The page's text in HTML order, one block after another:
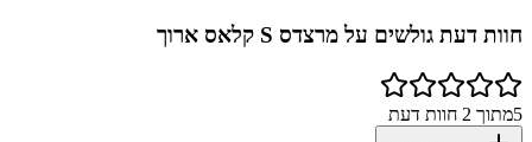
חוות דעת גולשים על מרצדס S קלאס ארוך
5מתוך 2 חוות דעת